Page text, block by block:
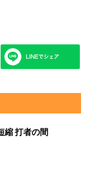
縮 打者の間